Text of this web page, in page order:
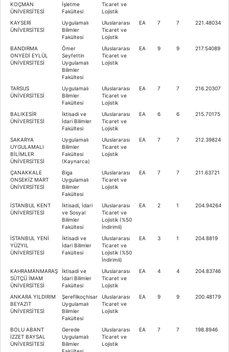
KOÇMAN
ÜNİVERSİTESİ
İşletme
Fakültesi
Ticaret ve
Lojistik
KAYSERİ
ÜNİVERSİTESİ
Uygulamalı
Bilimler
Fakültesi
Uluslararası
Ticaret ve
Lojistik
EA 7 7 221.48034
BANDIRMA
ONYEDİ EYLÜL
ÜNİVERSİTESİ
Ömer
Seyfettin
Uygulamalı
Bilimler
Fakültesi
Uluslararası
Ticaret ve
Lojistik
EA 9 9 217.54089
TARSUS
ÜNİVERSİTESİ
Uygulamalı
Bilimler
Fakültesi
Uluslararası
Ticaret ve
Lojistik
EA 7 7 216.20307
BALIKESİR
ÜNİVERSİTESİ
İktisadi ve
İdari Bilimler
Fakültesi
Uluslararası
Ticaret ve
Lojistik
EA 6 6 215.70175
SAKARYA
UYGULAMALI
BİLİMLER
ÜNİVERSİTESİ
Uygulamalı
Bilimler
Fakültesi
(Kaynarca)
Uluslararası
Ticaret ve
Lojistik
EA 7 7 212.39824
ÇANAKKALE
ONSEKİZ MART
ÜNİVERSİTESİ
Biga
Uygulamalı
Bilimler
Fakültesi
Uluslararası
Ticaret ve
Lojistik
EA 7 7 211.63721
İSTANBUL KENT
ÜNİVERSİTESİ
İktisadi, İdari
ve Sosyal
Bilimler
Fakültesi
Uluslararası
Ticaret ve
Lojistik (%50
İndirimli)
EA 2 1 204.94264
İSTANBUL YENİ
YÜZYIL
ÜNİVERSİTESİ
İktisadi ve
İdari Bilimler
Fakültesi
Uluslararası
Ticaret ve
Lojistik (%50
İndirimli)
EA 3 1 204.8819
KAHRAMANMARAŞ
SÜTÇÜ İMAM
ÜNİVERSİTESİ
İktisadi ve
İdari Bilimler
Fakültesi
Uluslararası
Ticaret ve
Lojistik
EA 4 4 204.83746
ANKARA YILDIRIM
BEYAZIT
ÜNİVERSİTESİ
Şereflikoçhisar
Uygulamalı
Bilimler
Fakültesi
Uluslararası
Ticaret ve
Lojistik
EA 9 9 200.48179
BOLU ABANT
İZZET BAYSAL
ÜNİVERSİTESİ
Gerede
Uygulamalı
Bilimler
Uluslararası
Ticaret ve
Lojistik
EA 7 7 198.8946